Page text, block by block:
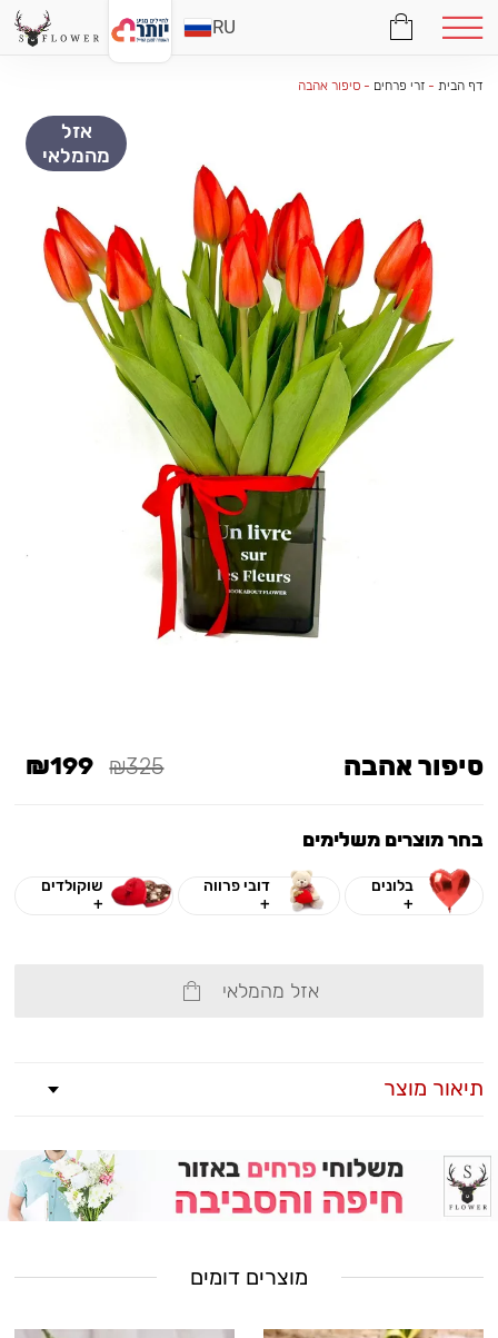
דף הבית - זרי פרחים - סיפור אהבה
סיפור אהבה ₪325
₪199
בחר מוצרים משלימים
בלונים
+
דובי פרווה
+
שוקולדים
+
אזל
מהמלאי
אזל מהמלאי
תיאור מוצר
מוצרים דומים
RU